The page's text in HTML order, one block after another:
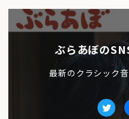
ぶらあぼの
最新のクラシック